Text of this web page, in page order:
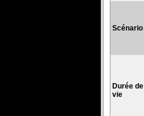
Scénario
Durée de
vie